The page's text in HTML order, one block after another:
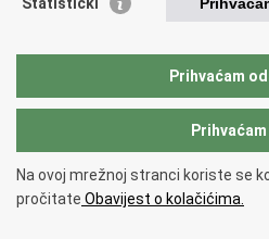
Hrvatska agencija za malo
Državni zavod za mjeriteljstvo
Povratak na vrh
Copyright © 2026 Ministarstvo
Prihvaćam
Na ovoj mrežnoj stranci koriste se
pročitate Obavijest o kolačićima.